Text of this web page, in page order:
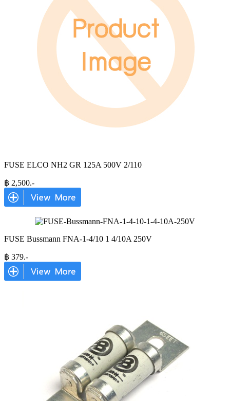
FUSE ELCO NH2 GR 125A 500V 2/110
฿ 2,500.-
FUSE Bussmann FNA-1-4/10 1 4/10A 250V
฿ 379.-